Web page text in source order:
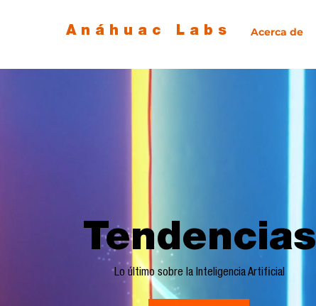
Anáhuac Labs Acerca de
Tendencias
Lo último sobre la Inteligencia Artificial